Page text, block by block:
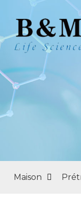
Maison